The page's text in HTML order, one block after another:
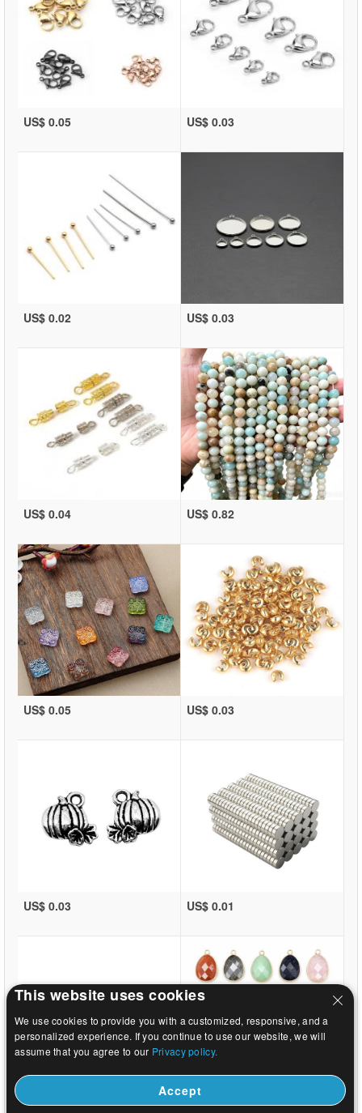
US$ 0.05 US$ 0.03
US$ 0.02 US$ 0.03
US$ 0.04 US$ 0.82
US$ 0.05 US$ 0.03
US$ 0.03 US$ 0.01
US$ 0.44 US$ 0.92
This website uses cookies
We use cookies to provide you with a customized, responsive, and a
personalized experience. If you continue to use our website, we will
assume that you agree to our Privacy policy.
Accept